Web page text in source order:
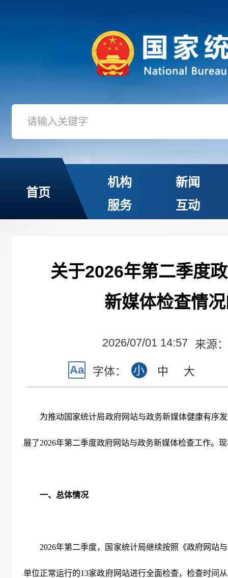
首页
机构
新闻
服务
互动
关于2026年第二季度
新媒体检查情
2026/07/01 14:57 来源
Aa
字体： 小 中 大
为推动国家统计局政府网站与政务新媒体健康有序发
展了2026年第二季度政府网站与政务新媒体检查工作。
一、总体情况
2026年第二季度，国家统计局继续按照《政府网站
单位正常运行的13家政府网站进行全面检查，检查时间从